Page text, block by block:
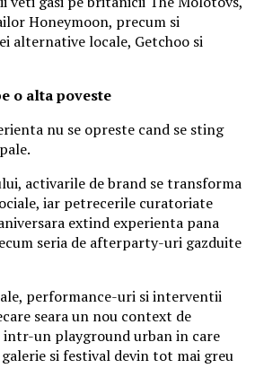
Honeymoon, precum si
alternative locale, Getchoo si
o alta poveste
nu se opreste cand se sting
activarile de brand se transforma
iar petrecerile curatoriate
extind experienta pana
seria de afterparty-uri gazduite
performance-uri si interventii
seara un nou context de
un playground urban in care
si festival devin tot mai greu